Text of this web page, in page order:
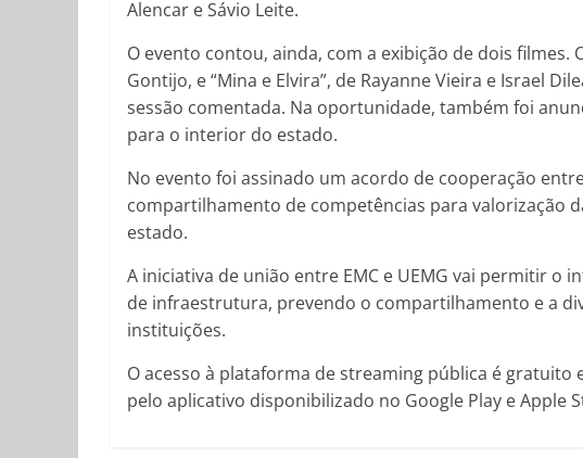
Alencar e Sávio Leite.
O evento contou, ainda, com a exibição de dois filmes.
Gontijo, e “Mina e Elvira”, de Rayanne Vieira e Israel
sessão comentada. Na oportunidade, também foi
para o interior do estado.
No evento foi assinado um acordo de cooperação
compartilhamento de competências para valorização
estado.
A iniciativa de união entre EMC e UEMG vai permitir o
de infraestrutura, prevendo o compartilhamento e a
instituições.
O acesso à plataforma de streaming pública é gratuito
pelo aplicativo disponibilizado no Google Play e Apple